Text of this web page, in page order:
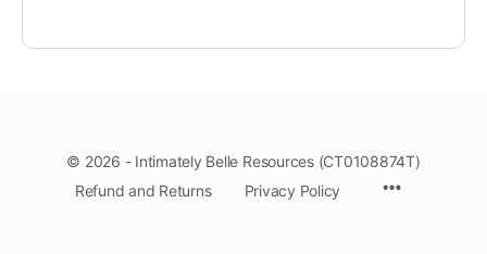
© 2026 - Intimately Belle Resources (CT0108874T)
Refund and Returns
Privacy Policy